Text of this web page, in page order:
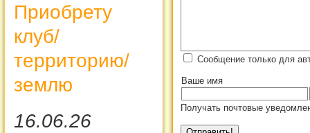
Приобрету
клуб/
территорию/
землю
16.06.26
Сообщение только для
Ваше имя
Получать почтовые